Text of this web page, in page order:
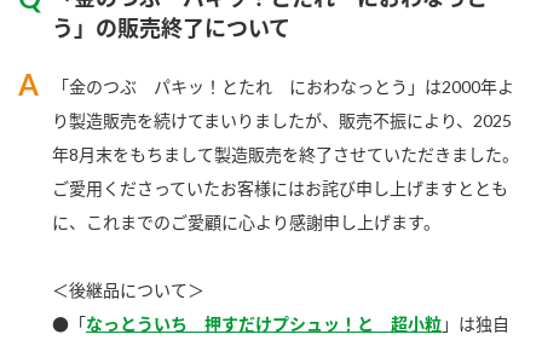
レシピカテゴリ一覧
商品カテゴリ
酢
新商品一覧
う」の販売終了について
「金のつぶ パキッ！とたれ におわなっとう」は2000年よ
り製造販売を続けてまいりましたが、販売不振により、2025
年8月末をもちまして製造販売を終了させていただきました。
ご愛用くださっていたお客様にはお詫び申し上げますととも
に、これまでのご愛顧に心より感謝申し上げます。
＜後継品について＞
●「なっとういち 押すだけプシュッ！と 超小粒」は独自